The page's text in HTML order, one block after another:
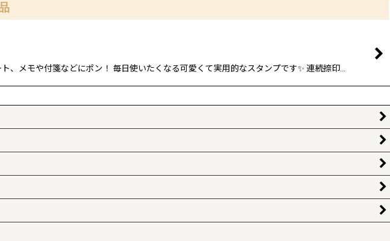
や付箋などにポン！ 毎日使いたくなる可愛くて実用的なスタンプです✨ 連続捺印…